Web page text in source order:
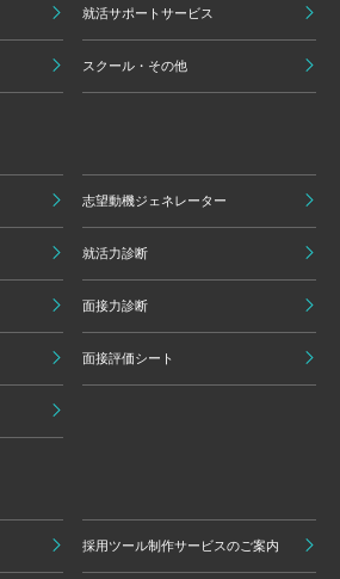
就活サポートサービス
スクール・その他
志望動機ジェネレーター
就活力診断
面接力診断
面接評価シート
採用ツール制作サービスのご案内